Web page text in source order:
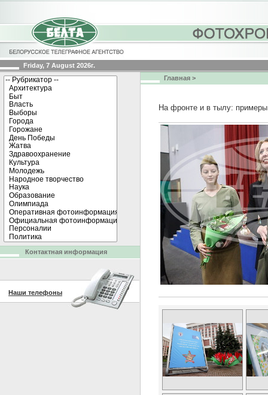
Friday, 7 August 2026г.
Главная >
На фронте и в тылу:
Контактная информация
Наши телефоны